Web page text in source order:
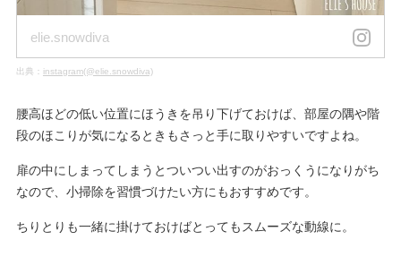
elie.snowdiva
出典： instagram(@elie.snowdiva)
腰高ほどの低い位置にほうきを吊り下げておけば、部屋の隅や階
段のほこりが気になるときもさっと手に取りやすいですよね。
扉の中にしまってしまうとついつい出すのがおっくうになりがち
なので、小掃除を習慣づけたい方にもおすすめです。
ちりとりも一緒に掛けておけばとってもスムーズな動線に。